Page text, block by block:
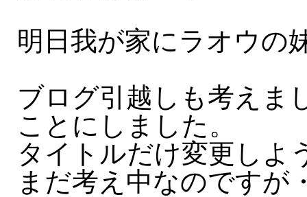
明日我が家にラオウの
ブログ引越しも考えま
ことにしました。
タイトルだけ変更しよ
まだ考え中なのですが